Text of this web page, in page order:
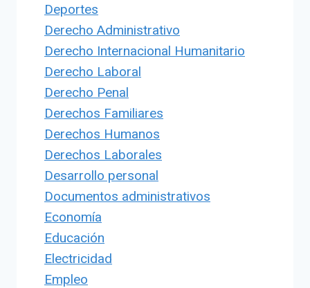
Deportes
Derecho Administrativo
Derecho Internacional Humanitario
Derecho Laboral
Derecho Penal
Derechos Familiares
Derechos Humanos
Derechos Laborales
Desarrollo personal
Documentos administrativos
Economía
Educación
Electricidad
Empleo